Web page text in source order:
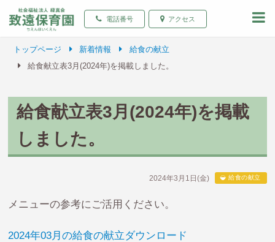
致遠保育園 青森県弘
電話番号 アクセス
トップページ 新着情報
給食の献立
給食献立表3月(2024年)を掲載しました。
給食献立表3月(2024年)を掲載
しました。
2024年3月1日(金) 給食の献立
メニューの参考にご活用ください。
2024年03月の給食の献立ダウンロード